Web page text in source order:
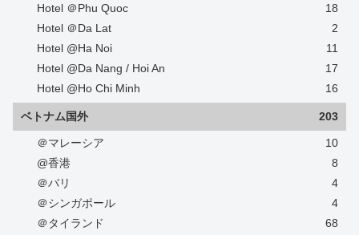
Hotel ＠Phu Quoc
18
Hotel ＠Da Lat
2
Hotel @Ha Noi
11
Hotel @Da Nang / Hoi An
17
Hotel @Ho Chi Minh
16
ベトナム国外 203
＠マレーシア
10
@香港
8
＠バリ
4
＠シンガポール
4
＠タイランド
68